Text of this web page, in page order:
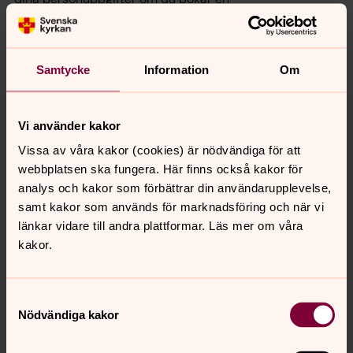
Samtycke Information Om
Vi använder kakor
Vissa av våra kakor (cookies) är nödvändiga för att
webbplatsen ska fungera. Här finns också kakor för
analys och kakor som förbättrar din användarupplevelse,
samt kakor som används för marknadsföring och när vi
länkar vidare till andra plattformar. Läs mer om våra
kakor.
Nödvändiga kakor
begravningsgudstjänst och gravsättning
GDPR- Om du ska döpas hos oss
Information om hur Bokenäsets församling behandlar
GDPR- Om du bokar en av våra
lokaler
Information om hur Bokenäsets församling behandlar
dina personuppgifter om du bokar en av våra lokaler
konfirmation
Information om hur Bokenäsets församling behandlar
dina personuppgifter inför och under konfirmation